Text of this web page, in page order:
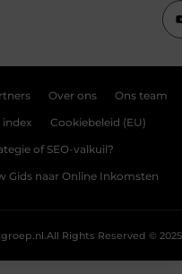
Over ons Ons team
index Cookiebeleid (EU)
of SEO-valkuil?
Gids naar Online Inkomsten
All Rights Reserved © 2025